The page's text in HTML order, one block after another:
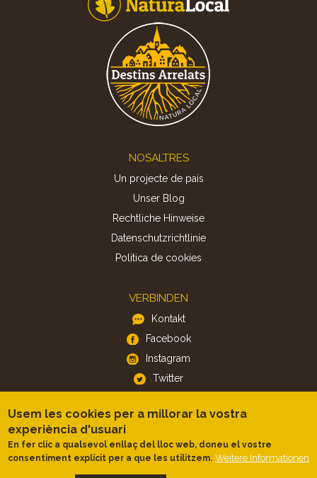
NOSALTRES
Un projecte de país
Unser Blog
Rechtliche Hinweise
Datenschutzrichtlinie
Politica de cookies
VERBINDEN
Kontakt
Facebook
Instagram
Twitter
APP
iOS
Android
Usem les cookies per a millorar la vostra
experiència d'usuari
En fer clic a qualsevol enllaç del lloc web, doneu el vostre
consentiment explícit per a que les utilitzem. Weitere Informationen